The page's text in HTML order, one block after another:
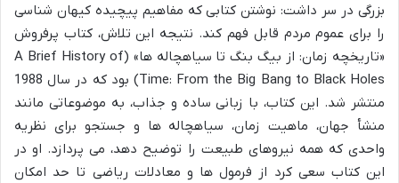
بزرگی در سر داشت: نوشتن کتابی که مفاهیم پیچیده کیهان شناسی
را برای عموم مردم قابل فهم کند. نتیجه این تلاش، کتاب پرفروش
«تاریخچه زمان: از بیگ بنگ تا سیاهچاله ها» (A Brief History of
Time: From the Big Bang to Black Holes) بود که در سال 1988
منتشر شد. این کتاب، با زبانی ساده و جذاب، به موضوعاتی مانند
منشأ جهان، ماهیت زمان، سیاهچاله ها و جستجو برای نظریه
واحدی که همه نیروهای طبیعت را توضیح دهد، می پردازد. او در
این کتاب سعی کرد از فرمول ها و معادلات ریاضی تا حد امکان